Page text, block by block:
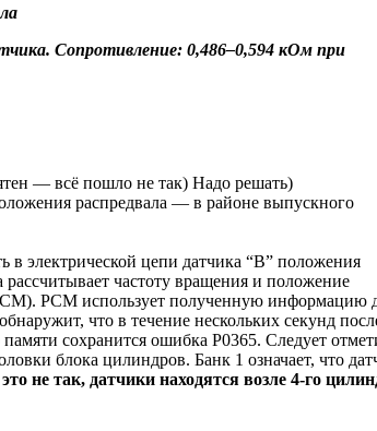
Сопротивление: 0,486–0,594 кОм при
— всё пошло не так) Надо решать)
распредвала — в районе выпускного
электрической цепи датчика “B” положения
рассчитывает частоту вращения и положение
PCM использует полученную информацию
что в течение нескольких секунд
сохранится ошибка P0365. Следует
блока цилиндров. Банк 1 означает, что
не так, датчики находятся возле 4-го